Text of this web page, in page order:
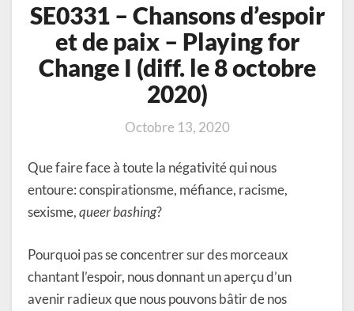
SE0331 – Chansons d’espoir
et de paix – Playing for
Change I (diff. le 8 octobre
2020)
Octobre 13, 2020
Que faire face à toute la négativité qui nous
entoure: conspirationsme, méfiance, racisme,
sexisme,queer bashing?
Pourquoi pas se concentrer sur des morceaux
chantant l’espoir, nous donnant un aperçu d’un
avenir radieux que nous pouvons bâtir de nos